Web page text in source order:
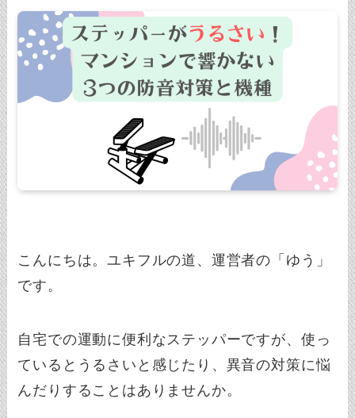
こんにちは。ユキフルの道、運営者の「ゆう」
です。
自宅での運動に便利なステッパーですが、使っ
ているとうるさいと感じたり、異音の対策に悩
んだりすることはありませんか。